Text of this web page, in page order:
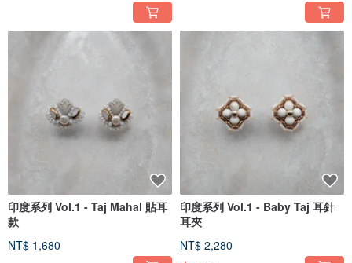
印度系列 Vol.1 - Taj Mahal 貼耳
款
NT$ 1,680
印度系列 Vol.1 - Baby Taj 耳針
耳夾
NT$ 2,280